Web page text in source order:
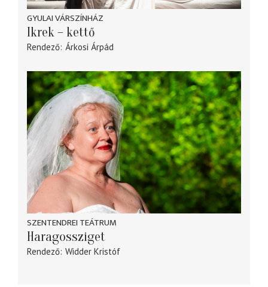
GYULAI VÁRSZÍNHÁZ
Ikrek – kettő
Rendező Árkosi Árpád
SZENTENDREI TEÁTRUM
Haragossziget
Rendező Widder Kristóf